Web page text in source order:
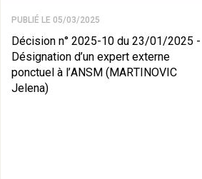
PUBLIÉ LE 05/03/2025
Décision n° 2025-10 du 23/01/2025 -
Désignation d’un expert externe
ponctuel à l’ANSM (MARTINOVIC
Jelena)